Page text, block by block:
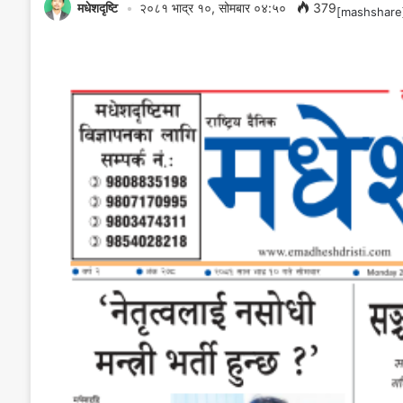
मधेशदृष्टि २०८१ भाद्र १०, सोमबार ०४:५० 379